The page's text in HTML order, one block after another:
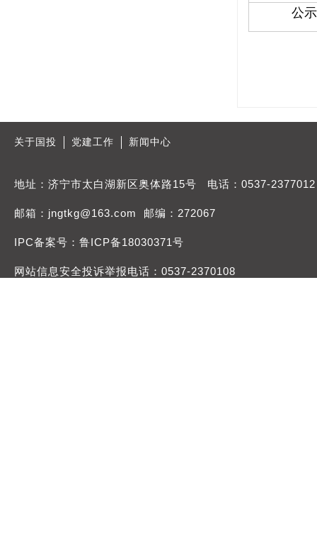
公
关于国投 党建工作 新闻中心
地址：济宁市太白湖新区奥体路15号 电话：0537-2377012
邮箱：jngtkg@163.com 邮编：272067
IPC备案号：鲁ICP备18030371号
网站信息安全投诉举报电话：0537-2370108